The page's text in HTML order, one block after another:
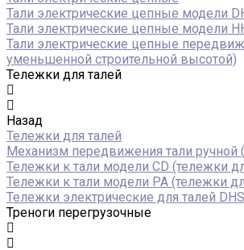
Тали электрические цепные модели
Тали электрические цепные модели
Тали электрические цепные
уменьшенной строительной высотой)
Тележки для талей
Назад
Тележки для талей
Механизм передвижения тали ручной
Тележки к тали модели CD (тележки
Тележки к тали модели РА (тележки
Тележки электрические для талей DHS
Треноги перегрузочные